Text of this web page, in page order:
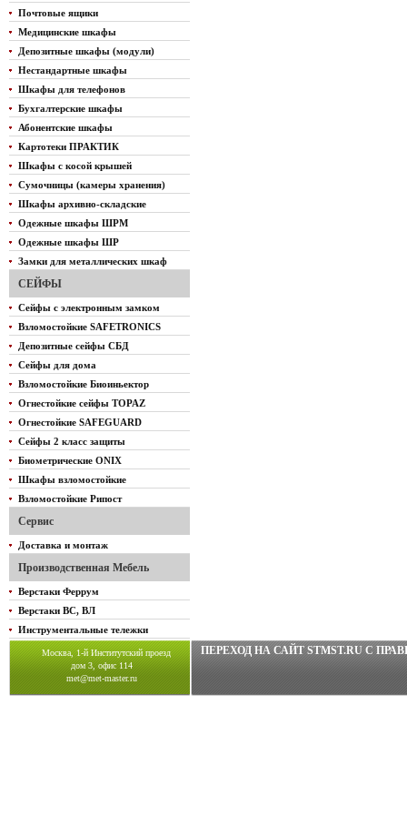
Почтовые ящики
Медицинские шкафы
Депозитные шкафы (модули)
Нестандартные шкафы
Шкафы для телефонов
Бухгалтерские шкафы
Абонентские шкафы
Картотеки ПРАКТИК
Шкафы с косой крышей
Сумочницы (камеры хранения)
Шкафы архивно-складские
Одежные шкафы ШРМ
Одежные шкафы ШР
Замки для металлических шкаф
СЕЙФЫ
Сейфы с электронным замком
Взломостойкие SAFETRONICS
Депозитные сейфы СБД
Сейфы для дома
Взломостойкие Биоиньектор
Огнестойкие сейфы TOPAZ
Огнестойкие SAFEGUARD
Сейфы 2 класс защиты
Биометрические ONIX
Шкафы взломостойкие
Взломостойкие Рипост
Сервис
Доставка и монтаж
Производственная Мебель
Верстаки Феррум
Верстаки ВС, ВЛ
Инструментальные тележки
Москва, 1-й Институтский проезд
дом 3, офис 114
met@met-master.ru
ПЕРЕХОД НА САЙТ STMST.RU C